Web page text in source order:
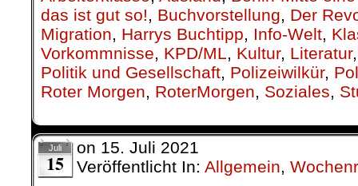
Im Jahr 2018 erschütterte
Faschistenpartei AfD. Der
Weidel hatte eine hohe
Quellen erhalten.
Tranchen hatte ein
überwiesen, 150.000 waren
zugeflossen. Es dauerte eine
und die Schweizer